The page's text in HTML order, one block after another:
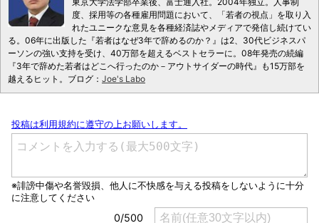
度、採用等の各種雇用問題において、「若者の視点」を取り入
れたユニークな意見を各種経済誌やメディアで発信し続けてい
る。06年に出版した『若者はなぜ3年で辞めるのか？』は2、30代ビジネスパ
ーソンの強い支持を受け、40万部を超えるベストセラーに。08年発売の続編
『3年で辞めた若者はどこへ行ったのか－アウトサイダーの時代』も15万部を
越えるヒット。ブログ： Joe's Labo